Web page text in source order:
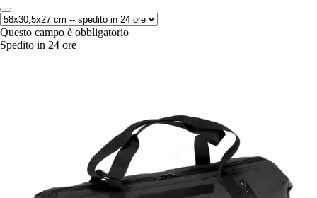
Questo campo è obbligatorio
Spedito in 24 ore